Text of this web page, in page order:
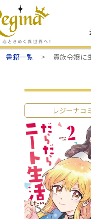
書籍一覧 貴族令嬢に
レジーナコ